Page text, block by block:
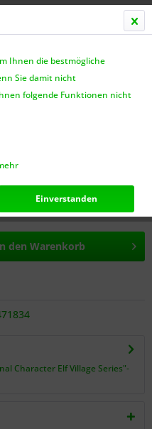
AB 40€!)
den Warenkorb
Character Elf Village Series"-
Ihnen die bestmögliche
Sie damit nicht
folgende Funktionen nicht
Einverstanden